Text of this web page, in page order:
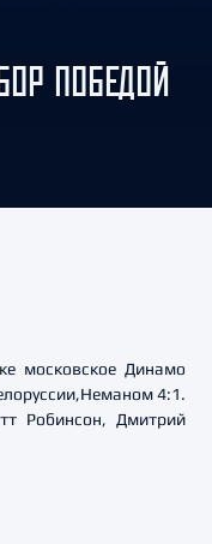
ПОБЕДОЙ
московское Динамо
4:1.
Робинсон, Дмитрий